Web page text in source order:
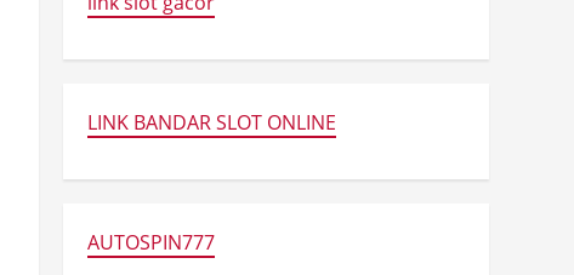
LINK BANDAR SLOT ONLINE
AUTOSPIN777